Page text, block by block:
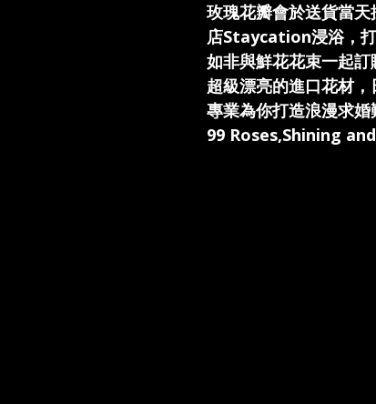
玫瑰花瓣會於送貨當
店Staycation浸浴，打
如非與鮮花花束一起訂
超級漂亮的進口花材
專業為你打造浪漫求
99 Roses,Shining